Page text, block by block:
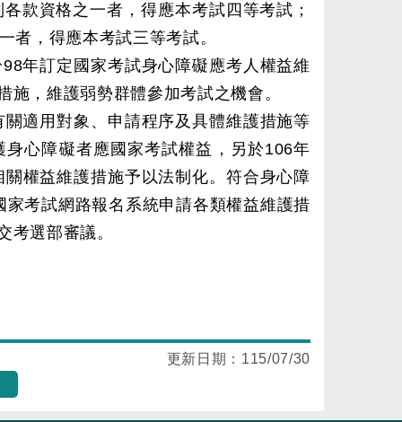
款資格之一者，得應本考試四等考試；
者，得應本考試三等考試。
年訂定國家考試身心障礙應考人權益維
，維護弱勢群體參加考試之機會。
適用對象、申請程序及具體維護措施等
心障礙者應國家考試權益，另於106年
權益維護措施予以法制化。符合身心障
考試網路報名系統申請各類權益維護措
考選部審議。
更新日期： 115/07/30